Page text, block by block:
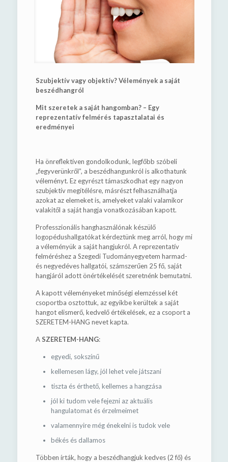
Szubjektív vagy objektív? Vélemények a saját
beszédhangról
Mit szeretek a saját hangomban? – Egy
reprezentatív felmérés tapasztalatai és
eredményei
Ha önreflektíven gondolkodunk, legfőbb szóbeli
„fegyverünkről”, a beszédhangunkról is alkothatunk
véleményt. Ez egyrészt támaszkodhat egy nagyon
szubjektív megítélésre, másrészt felhasználhatja
azokat az elemeket is, amelyeket valaki valamikor
valakitől a saját hangja vonatkozásában kapott.
Professzionális hanghasználónak készülő
logopédushallgatókat kérdeztünk meg arról, hogy mi
a véleményük a saját hangjukról. A reprezentatív
felméréshez a Szegedi Tudományegyetem harmad-
és negyedéves hallgatói, számszerűen 25 fő, saját
hangjáról adott önértékelését szeretnénk bemutatni.
A kapott véleményeket minőségi elemzéssel két
csoportba osztottuk, az egyikbe kerültek a saját
hangot elismerő, kedvelő értékelések, ez a csoport a
SZERETEM-HANG nevet kapta.
ASZERETEM-HANG:
egyedi, sokszínű
kellemesen lágy, jól lehet vele játszani
tiszta és érthető, kellemes a hangzása
jól ki tudom vele fejezni az aktuális
hangulatomat és érzelmeimet
valamennyire még énekelni is tudok vele
békés és dallamos
Többen írták, hogy a beszédhangjuk kedves (2 fő) és